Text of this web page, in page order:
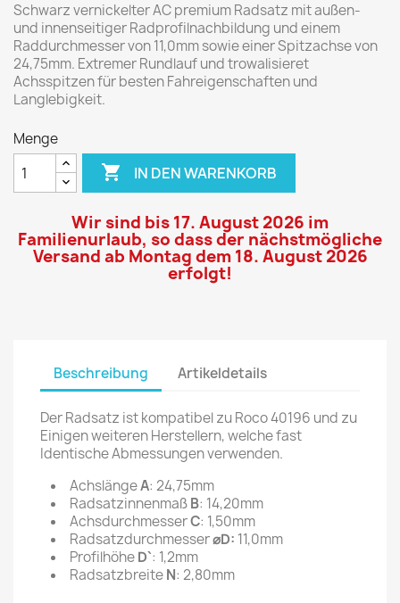
Schwarz vernickelter AC premium Radsatz mit außen-
und innenseitiger Radprofilnachbildung und einem
Raddurchmesser von 11,0mm sowie einer Spitzachse von
24,75mm. Extremer Rundlauf und trowalisieret
Achsspitzen für besten Fahreigenschaften und
Langlebigkeit.
Menge
 IN DEN WARENKORB
Wir sind bis 17. August 2026 im
Familienurlaub, so dass der nächstmögliche
Versand ab Montag dem 18. August 2026
erfolgt!
Beschreibung Artikeldetails
Der Radsatz ist kompatibel zu Roco 40196 und zu
Einigen weiteren Herstellern, welche fast
Identische Abmessungen verwenden.
AchslängeA: 24,75mm
RadsatzinnenmaßB: 14,20mm
AchsdurchmesserC: 1,50mm
Radsatzdurchmesser⌀D: 11,0mm
ProfilhöheD`: 1,2mm
RadsatzbreiteN: 2,80mm